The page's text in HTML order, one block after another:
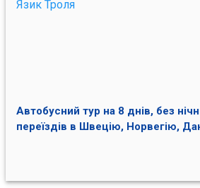
Автобусний тур на 8 днів, без
переїздів в Швецію, Норвегію,